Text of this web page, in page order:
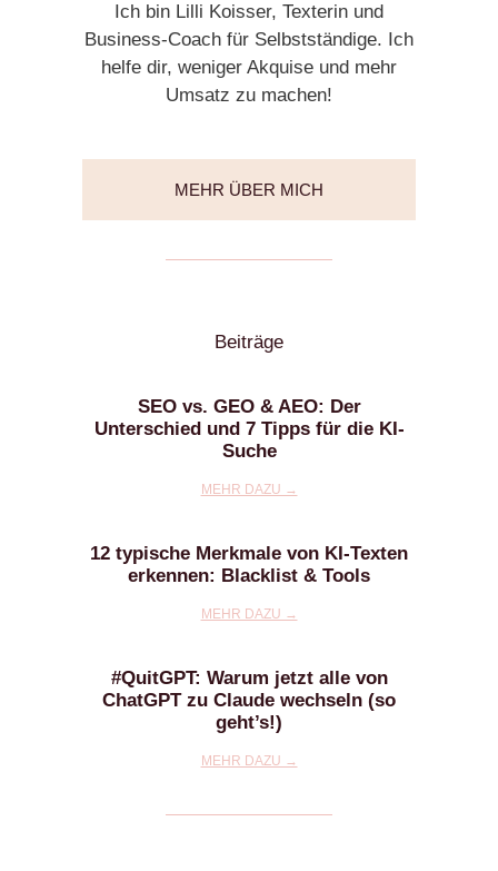
Ich bin Lilli Koisser, Texterin und
Business-Coach für Selbstständige. Ich
helfe dir, weniger Akquise und mehr
Umsatz zu machen!
MEHR ÜBER MICH
Beiträge
SEO vs. GEO & AEO: Der
Unterschied und 7 Tipps für die KI-
Suche
MEHR DAZU →
12 typische Merkmale von KI-Texten
erkennen: Blacklist & Tools
MEHR DAZU →
#QuitGPT: Warum jetzt alle von
ChatGPT zu Claude wechseln (so
geht’s!)
MEHR DAZU →